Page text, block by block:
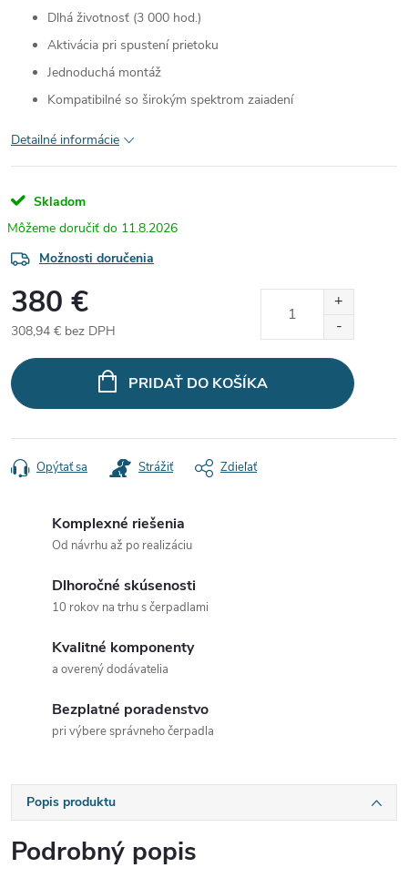
Dlhá životnosť (3 000 hod.)
Aktivácia pri spustení prietoku
Jednoduchá montáž
Kompatibilné so širokým spektrom zaiadení
Detailné informácie
Skladom
11.8.2026
Možnosti doručenia
380 €
308,94 € bez DPH
cena:
PRIDAŤ DO KOŠÍKA
Opýtať sa Strážiť Zdieľať
Komplexné riešenia
Od návrhu až po realizáciu
Dlhoročné skúsenosti
10 rokov na trhu s čerpadlami
Kvalitné komponenty
a overený dodávatelia
Bezplatné poradenstvo
pri výbere správneho čerpadla
Popis produktu
Podrobný popis